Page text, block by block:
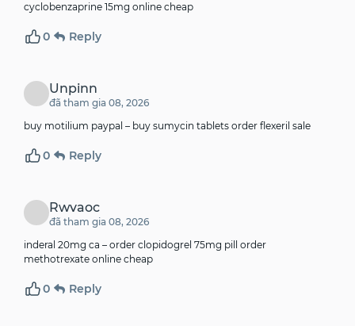
cyclobenzaprine 15mg online cheap
0 Reply
Unpinn
đã tham gia 08, 2026
buy motilium paypal – buy sumycin tablets order flexeril sale
0 Reply
Rwvaoc
đã tham gia 08, 2026
inderal 20mg ca – order clopidogrel 75mg pill
order
methotrexate online cheap
0 Reply